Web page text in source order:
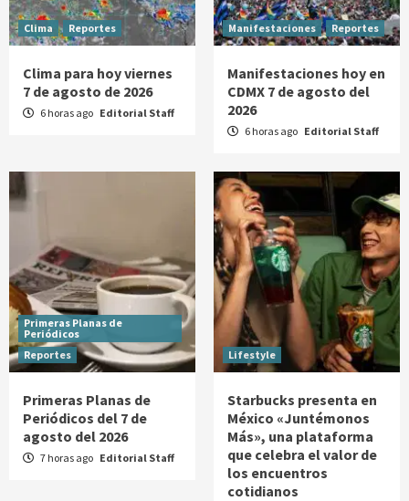
Clima Reportes
Clima para hoy viernes
7 de agosto de 2026
6 horas ago Editorial Staff
Manifestaciones Reportes
Manifestaciones hoy en
CDMX 7 de agosto del
2026
6 horas ago Editorial Staff
Primeras Planas de
Periódicos
Reportes
Primeras Planas de
Periódicos del 7 de
agosto del 2026
7 horas ago Editorial Staff
Lifestyle
Starbucks presenta en
México «Juntémonos
Más», una plataforma
que celebra el valor de
los encuentros
cotidianos